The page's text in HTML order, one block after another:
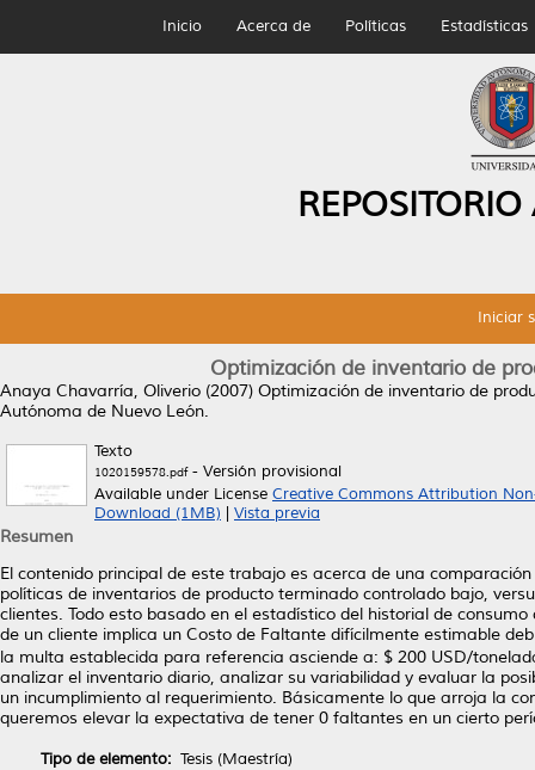
Inicio Acerca de Políticas Estadísticas
Iniciar
Optimización de inventario de
Anaya Chavarría, Oliverio (2007) Optimización de inventario de
Autónoma de Nuevo León.
Texto
1020159578.pdf- Versión provisional
Available under License Creative Commons Attribution
Download (1MB)
Vista previa
Resumen
El contenido principal de este trabajo es acerca de una
políticas de inventarios de producto terminado controlado bajo,
clientes. Todo esto basado en el estadístico del historial de
de un cliente implica un Costo de Faltante difícilmente estimable
la multa establecida para referencia asciende a: $ 200 USD/
analizar el inventario diario, analizar su variabilidad y evaluar la
un incumplimiento al requerimiento. Básicamente lo que arroja la
queremos elevar la expectativa de tener 0 faltantes en un cierto
Tipo de elemento: Tesis (Maestría)